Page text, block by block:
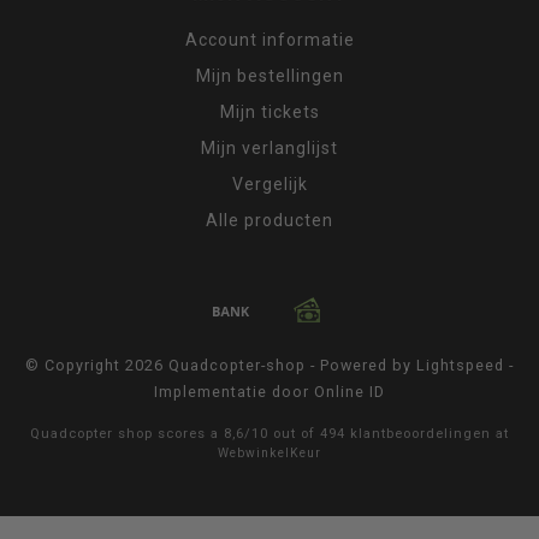
Account informatie
Mijn bestellingen
Mijn tickets
Mijn verlanglijst
Vergelijk
Alle producten
© Copyright 2026 Quadcopter-shop - Powered by Lightspeed -
Implementatie door Online ID
Quadcopter shop scores a 8,6/ 10 out of 494 klantbeoordelingen at
WebwinkelKeur